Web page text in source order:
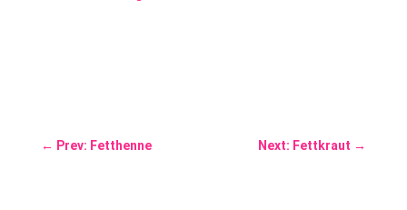
← Prev: Fetthenne Next: Fettkraut →